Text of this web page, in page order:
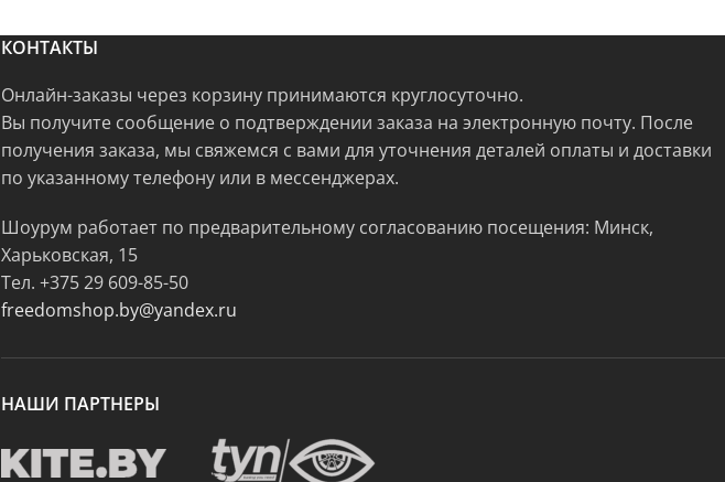
КОНТАКТЫ
Онлайн-заказы через корзину принимаются круглосуточно.
Вы получите сообщение о подтверждении заказа на электронную почту. После
получения заказа, мы свяжемся с вами для уточнения деталей оплаты и доставки
по указанному телефону или в мессенджерах.
Шоурум работает по предварительному согласованию посещения: Минск,
Харьковская, 15
Тел. +375 29 609-85-50
freedomshop.by@yandex.ru
НАШИ ПАРТНЕРЫ